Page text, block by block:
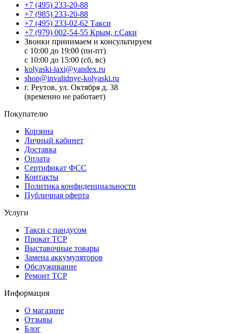
+7 (495) 233-20-88
+7 (985) 233-20-88
+7 (495) 233-02-62 Такси
+7 (979) 002-54-55 Крым, г.Саки
Звонки принимаем и консультируем
с 10:00 до 19:00 (пн-пт)
с 10:00 до 15:00 (сб, вс)
kolyaski-taxi@yandex.ru
shop@invalidnye-kolyaski.ru
г. Реутов, ул. Октября д. 38
(временно не работает)
Покупателю
Корзина
Личный кабинет
Доставка
Оплата
Сертификат ФСС
Контакты
Политика конфиденциальности
Публичная оферта
Услуги
Такси с пандусом
Прокат ТСР
Выставочные товары
Замена аккумуляторов
Обслуживание
Ремонт ТСР
Информация
О магазине
Отзывы
Блог